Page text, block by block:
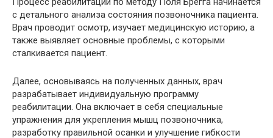
с детального анализа состояния позвоночника пациента.
Врач проводит осмотр, изучает медицинскую историю, а
также выявляет основные проблемы, с которыми
сталкивается пациент.
Далее, основываясь на полученных данных, врач
разрабатывает индивидуальную программу
реабилитации. Она включает в себя специальные
упражнения для укрепления мышц позвоночника,
разработку правильной осанки и улучшение гибкости